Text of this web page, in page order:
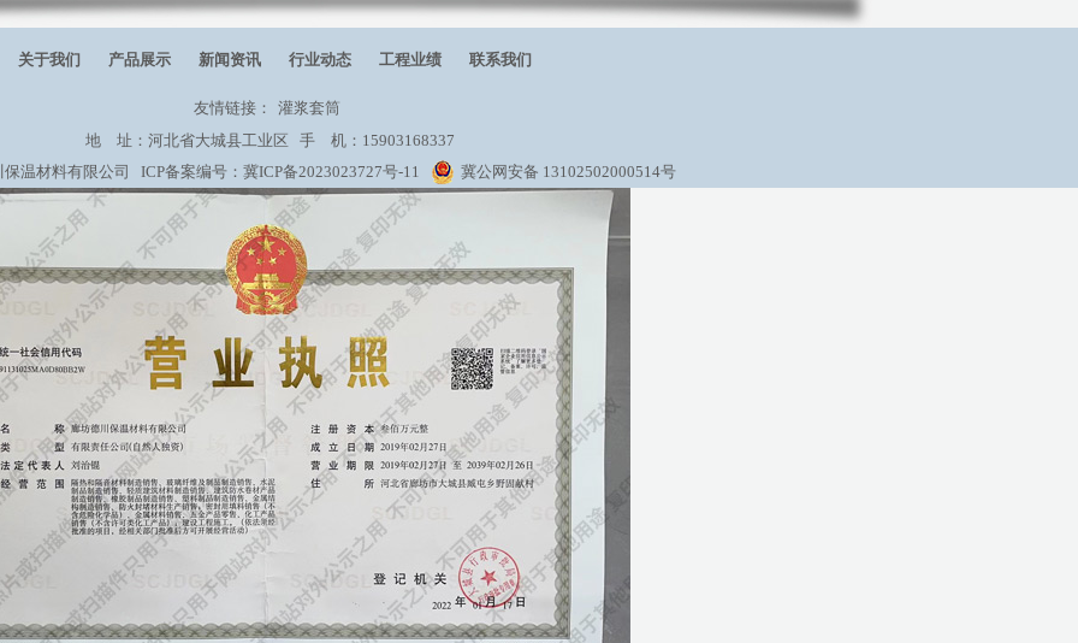
关于我们 产品展示 新闻资讯 行业动态 工程业绩 联系我们
友情链接：
灌浆套筒
地 址：河北省大城县工业区 手 机：15903168337
温材料有限公司 ICP备案编号： 冀ICP备2023023727号-11 冀公网安备 13102502000514号